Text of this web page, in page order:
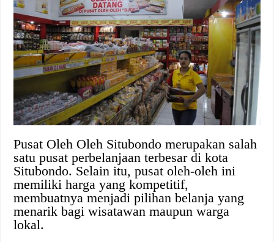
Pusat Oleh Oleh Situbondo merupakan salah
satu pusat perbelanjaan terbesar di kota
Situbondo. Selain itu, pusat oleh-oleh ini
memiliki harga yang kompetitif,
membuatnya menjadi pilihan belanja yang
menarik bagi wisatawan maupun warga
lokal.